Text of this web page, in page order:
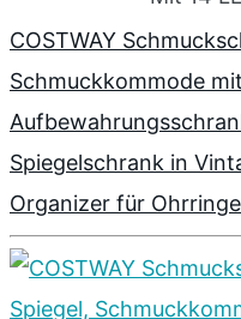
COSTWAY
Schmuckkommode
Spiegelschrank in
Organizer für